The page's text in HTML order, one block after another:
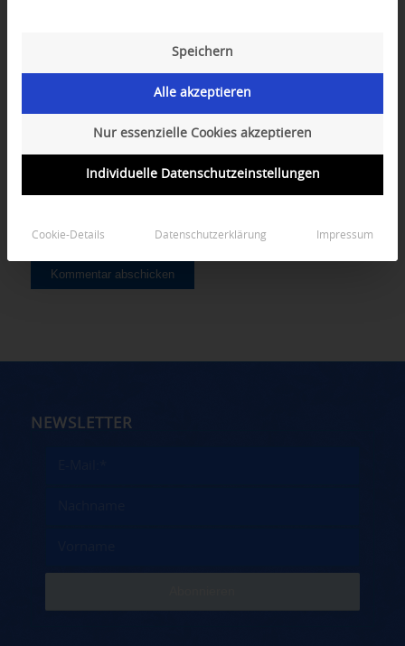
NEWSLETTER
Speichern
Alle akzeptieren
Nur essenzielle Cookies akzeptieren
Individuelle Datenschutzeinstellungen
Cookie-Details Datenschutzerklärung Impressum